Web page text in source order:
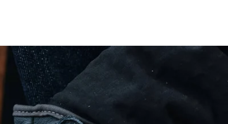
e
r
に
投
す
o
o
で
シ
ェ